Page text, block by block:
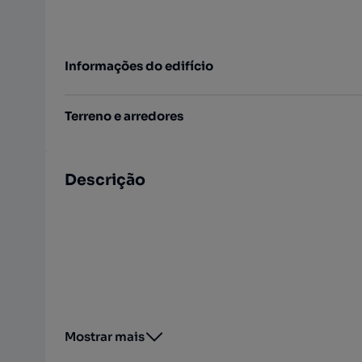
Informações do edifício
Terreno e arredores
Descrição
Mostrar mais